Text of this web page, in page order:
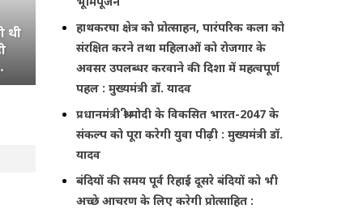
थी
श्री शिव महापुराण का आयोजन, 108
होगा रुद्राभिषेक
AAJKAKHULASHA Aug 5, 2026
हाथकरघा क्षेत्र को प्रोत्साहन, पारंपरिक कला को
संरक्षित करने तथा महिलाओं को रोजगार के
अवसर उपलब्धर करवाने की दिशा में महत्वपूर्ण
पहल : मुख्यमंत्री डॉ. यादव
प्रधानमंत्री श्री मोदी के विकसित भारत-2047 के
संकल्प को पूरा करेगी युवा पीढ़ी : मुख्यमंत्री डॉ.
यादव
बंदियों की समय पूर्व रिहाई दूसरे बंदियों को भी
अच्छे आचरण के लिए करेगी प्रोत्साहित :